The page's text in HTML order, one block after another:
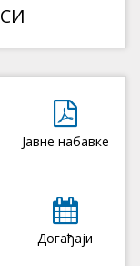
Јавне набавке
Догађаји